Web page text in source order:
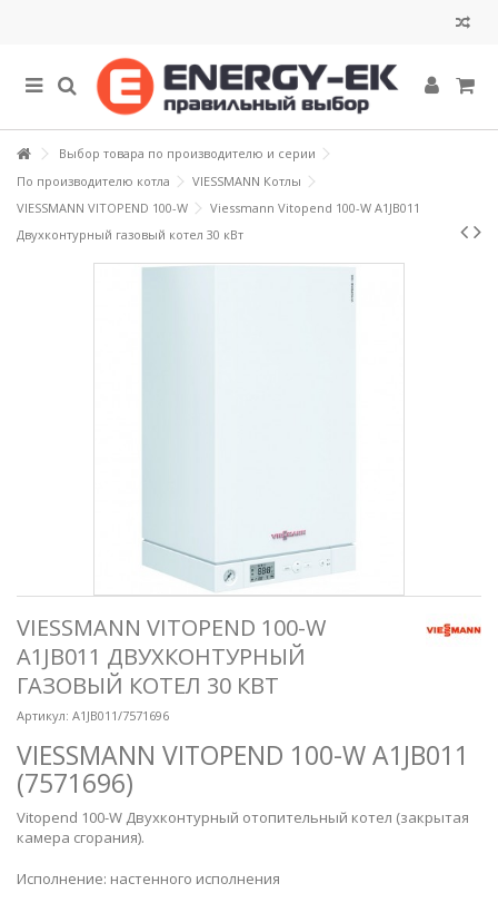
Выбор товара по производителю и серии
По производителю котла
VIESSMANN Котлы
VIESSMANN VITOPEND 100-W
Viessmann Vitopend 100-W A1JB011
Двухконтурный газовый котел 30 кВт
VIESSMANN VITOPEND 100-W
A1JB011 ДВУХКОНТУРНЫЙ
ГАЗОВЫЙ КОТЕЛ 30 КВТ
Артикул: A1JB011/7571696
VIESSMANN VITOPEND 100-W A1JB011
(7571696)
Vitopend 100-W Двухконтурный отопительный котел (закрытая
камера сгорания).
Исполнение: настенного исполнения